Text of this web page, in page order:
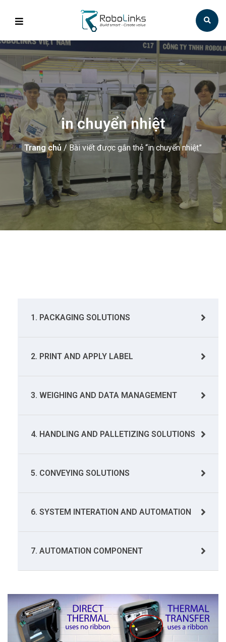
in chuyển nhiệt
Trang chủ / Bài viết được gắn thẻ “in chuyển nhiệt”
1. PACKAGING SOLUTIONS
2. PRINT AND APPLY LABEL
3. WEIGHING AND DATA MANAGEMENT
4. HANDLING AND PALLETIZING SOLUTIONS
5. CONVEYING SOLUTIONS
6. SYSTEM INTERATION AND AUTOMATION
7. AUTOMATION COMPONENT